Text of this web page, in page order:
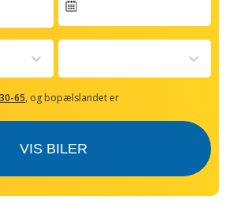
30-65, og bopælslandet er
VIS BILER